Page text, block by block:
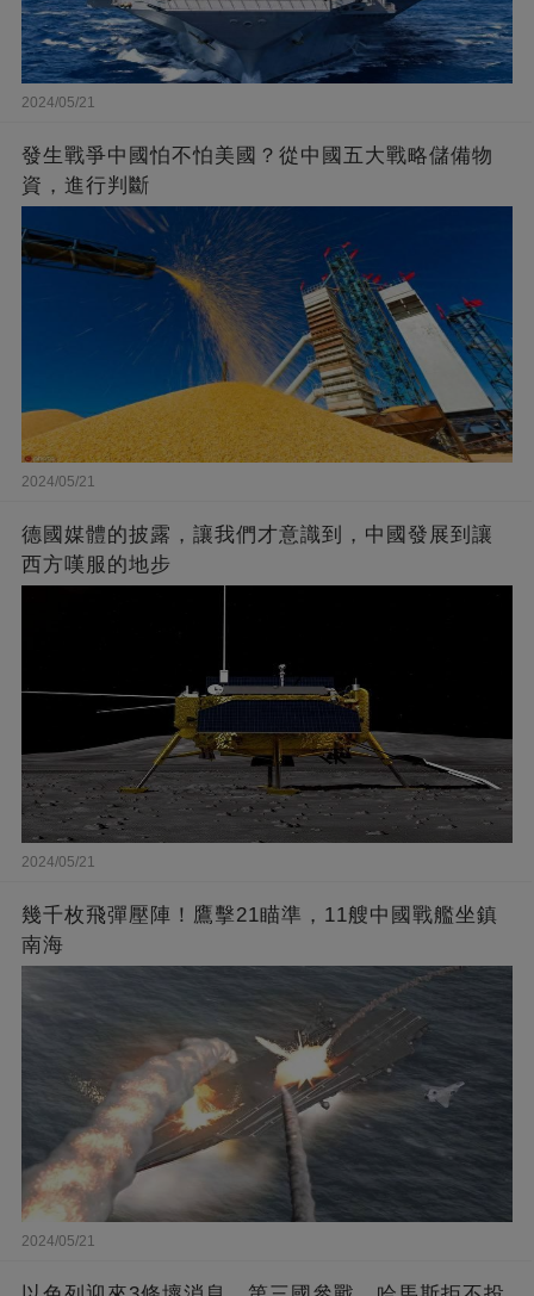
2024/05/21
發生戰爭中國怕不怕美國？從中國五大戰略儲備物
資，進行判斷
2024/05/21
德國媒體的披露，讓我們才意識到，中國發展到讓
西方嘆服的地步
2024/05/21
幾千枚飛彈壓陣！鷹擊21瞄準，11艘中國戰艦坐鎮
南海
2024/05/21